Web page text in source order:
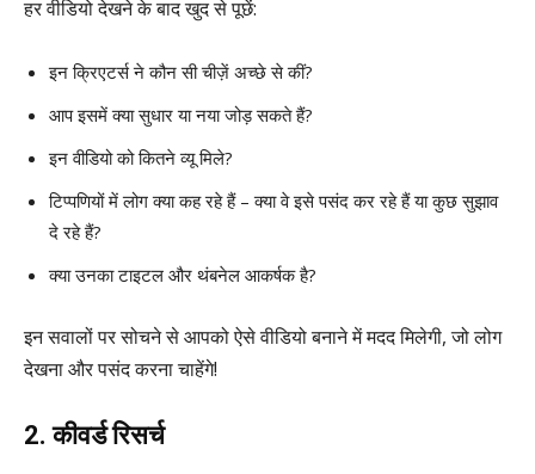
हर वीडियो देखने के बाद खुद से पूछें:
इन क्रिएटर्स ने कौन सी चीज़ें अच्छे से कीं?
आप इसमें क्या सुधार या नया जोड़ सकते हैं?
इन वीडियो को कितने व्यू मिले?
टिप्पणियों में लोग क्या कह रहे हैं – क्या वे इसे पसंद कर रहे हैं या कुछ सुझाव
दे रहे हैं?
क्या उनका टाइटल और थंबनेल आकर्षक है?
इन सवालों पर सोचने से आपको ऐसे वीडियो बनाने में मदद मिलेगी, जो लोग
देखना और पसंद करना चाहेंगे!
2. कीवर्ड रिसर्च